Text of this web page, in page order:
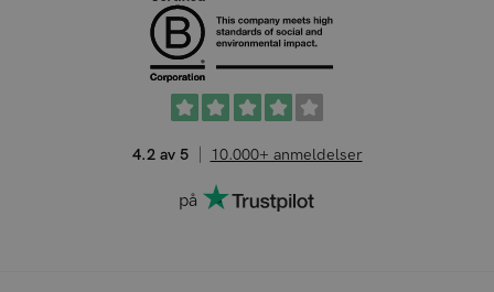
4.2 av 5 10.000+ anmeldelser
på